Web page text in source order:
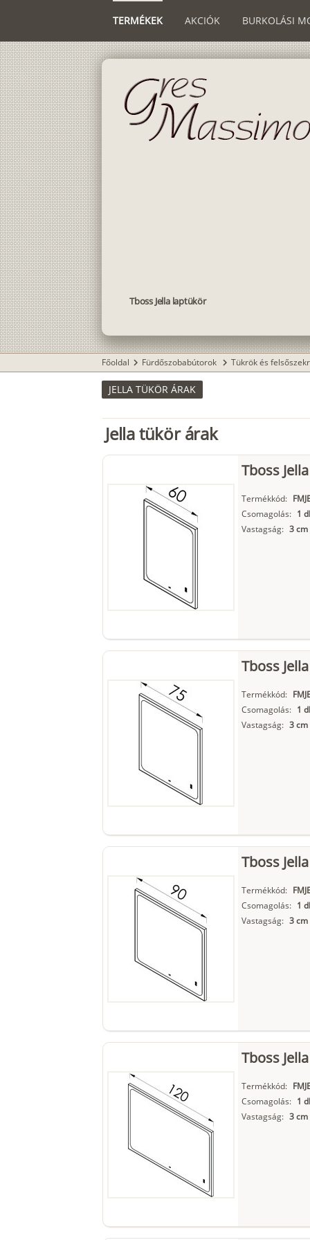
TERMÉKEK AKCIÓK BURKOLÁSI
Tboss Jella laptükör
Főoldal chevron_right Fürdőszobabútorok chevron_right Tükrök és
JELLA TÜKÖR ÁRAK
Jella tükör árak
Tboss
Termékkód:
Csomagolás: 1
Vastagság: 3 cm
Tboss
Termékkód:
Csomagolás: 1
Vastagság: 3 cm
Tboss
Termékkód:
Csomagolás: 1
Vastagság: 3 cm
Tboss
Termékkód:
Csomagolás: 1
Vastagság: 3 cm